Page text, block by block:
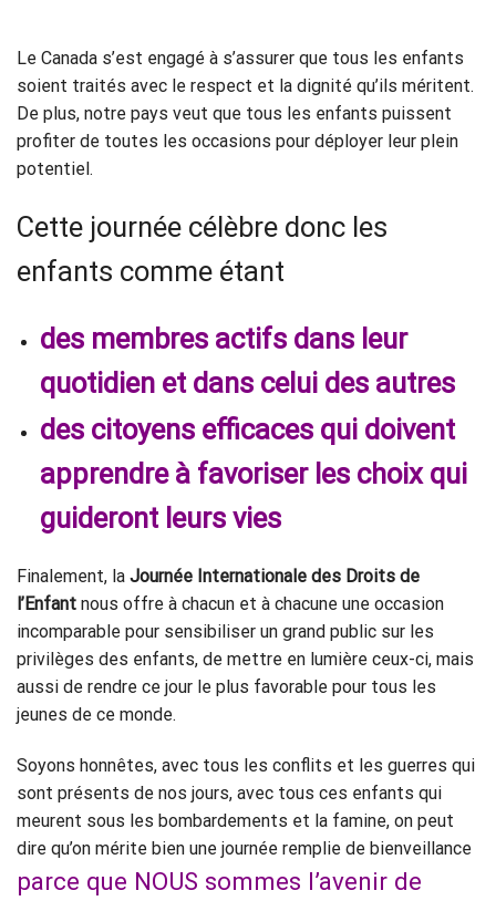
Le Canada s’est engagé à s’assurer que tous les enfants
soient traités avec le respect et la dignité qu’ils méritent.
De plus, notre pays veut que tous les enfants puissent
profiter de toutes les occasions pour déployer leur plein
potentiel.
Cette journée célèbre donc les
enfants comme étant
desmembres actifs dans leur
quotidien et dans celui des autres
descitoyens efficaces qui doivent
apprendre à favoriser les choix qui
guideront leurs vies
Finalement, la Journée Internationale des Droits de
l’Enfant nous offre à chacun et à chacune une occasion
incomparable pour sensibiliser un grand public sur les
privilèges des enfants, de mettre en lumière ceux-ci, mais
aussi de rendre ce jour le plus favorable pour tous les
jeunes de ce monde.
Soyons honnêtes, avec tous les conflits et les guerres qui
sont présents de nos jours, avec tous ces enfants qui
meurent sous les bombardements et la famine, on peut
dire qu’on mérite bien une journée remplie de bienveillance
parce que NOUS sommes l’avenir de